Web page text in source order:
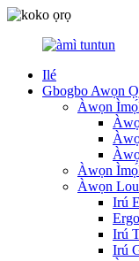
Ilé
Gbogbo Awọn
Àwọn
Àwọn
Àwọn
Irú
Irú
Irú